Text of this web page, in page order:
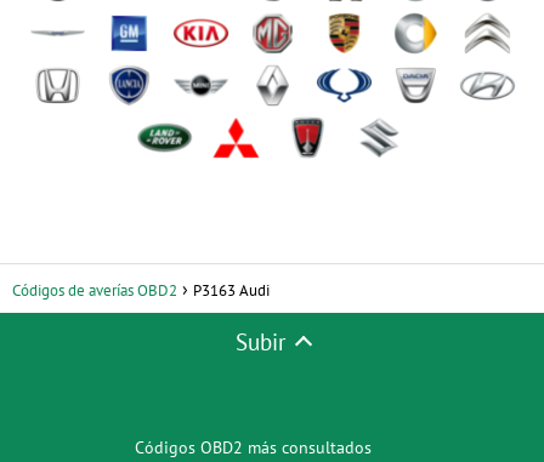
Códigos de averías OBD2 P3163 Audi
Subir
Códigos OBD2 más consultados